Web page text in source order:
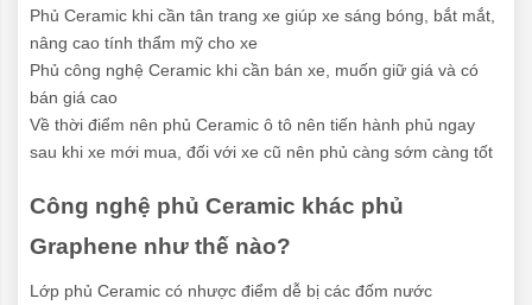
Phủ Ceramic khi cần tân trang xe giúp xe sáng bóng, bắt mắt,
nâng cao tính thẩm mỹ cho xe
Phủ công nghệ Ceramic khi cần bán xe, muốn giữ giá và có
bán giá cao
Về thời điểm nên phủ Ceramic ô tô nên tiến hành phủ ngay
sau khi xe mới mua, đối với xe cũ nên phủ càng sớm càng tốt
Công nghệ phủ Ceramic khác phủ
Graphene như thế nào?
Lớp phủ Ceramic có nhược điểm dễ bị các đốm nước